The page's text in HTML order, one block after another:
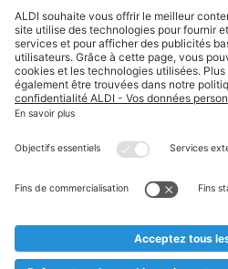
Suivez ALDI Belgique
Textes marqués d'un astérisque et
* Nous vendons ces articles
au cas où, malgré le planning bien
prématurément en rupture de stock.
** Sur ce site, l’utilisation de la